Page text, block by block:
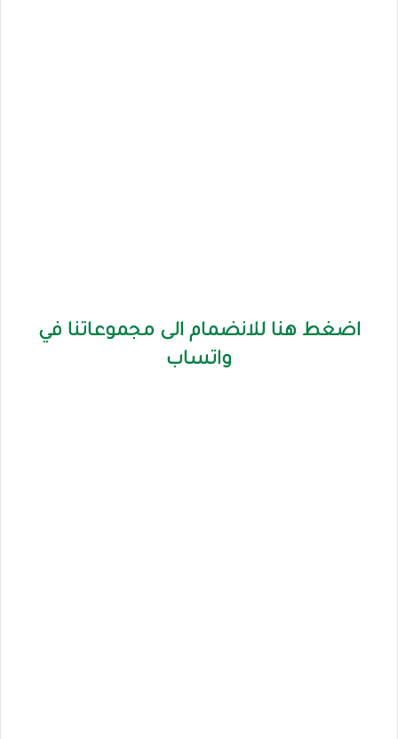
اضغط هنا للانضمام الى مجموعاتنا في
واتساب